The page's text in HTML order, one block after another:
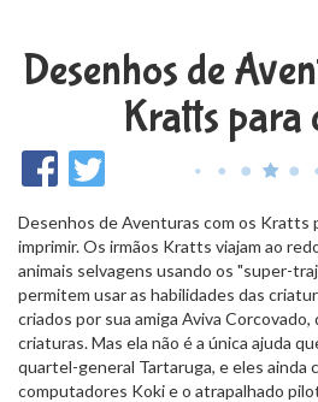
Desenhos de
Kratts para
Desenhos de Aventuras com os Kratts
imprimir. Os irmãos Kratts viajam ao
animais selvagens usando os "super-
permitem usar as habilidades das
criados por sua amiga Aviva Corcovado,
criaturas. Mas ela não é a única ajuda
quartel-general Tartaruga, e eles ainda
computadores Koki e o atrapalhado